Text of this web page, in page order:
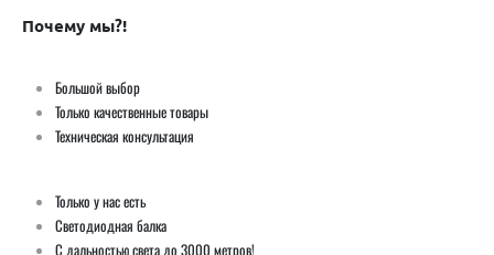
Почему мы?!
Большой выбор
Только качественные товары
Техническая консультация
Только у нас есть
Светодиодная балка
С дальностью света до 3000 метров!